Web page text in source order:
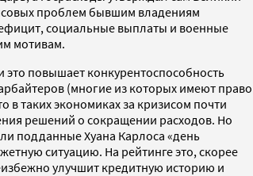
проблем бывшим владениям
социальные выплаты и военные
мотивам.
повышает конкурентоспособность
(многие из которых имеют право
таких экономиках за кризисом почти
решений о сокращении расходов. Но
подданные Хуана Карлоса «день
ситуацию. На рейтинге это, скорее
улучшит кредитную историю и